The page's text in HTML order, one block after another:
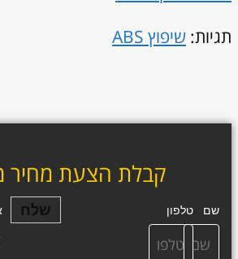
תגיות: שיפוץ ABS
קבלת הצעת מחיר
שם טלפון שלח